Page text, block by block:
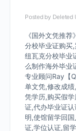
Posted by Deleted
《国外文凭推
分校毕业证购买
纽瓦克分校毕业
么制作海外毕业
专业顾问Ray【
单文凭,修改成
凭学历,购买假
证,代办毕业证
明,使馆留学回
证,学位认证,留